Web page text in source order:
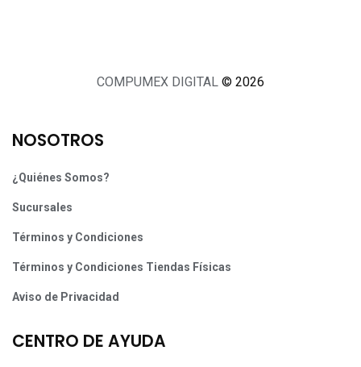
COMPUMEX DIGITAL © 2026
NOSOTROS
¿Quiénes Somos?
Sucursales
Términos y Condiciones
Términos y Condiciones Tiendas Físicas
Aviso de Privacidad
CENTRO DE AYUDA